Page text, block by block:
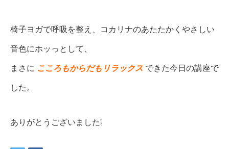
椅子ヨガで呼吸を整え、コカリナのあたたかくやさしい
音色にホッっとして、
まさに こころもからだもリラックス できた今日の講座で
した。
ありがとうございました❕